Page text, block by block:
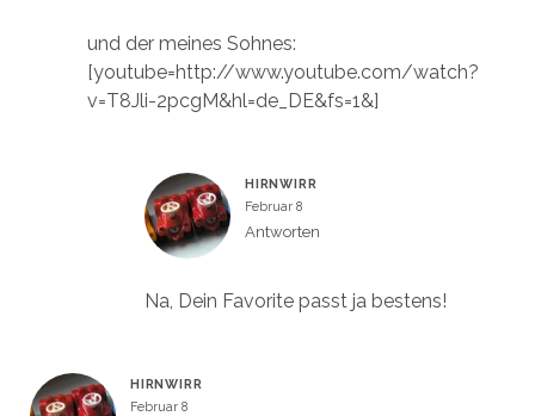
und der meines Sohnes:
[youtube=http://www.youtube.com/watch?
v=T8Jli-2pcgM&hl=de_DE&fs=1&]
HIRNWIRR
Februar 8
Antworten
Na, Dein Favorite passt ja bestens!
HIRNWIRR
Februar 8